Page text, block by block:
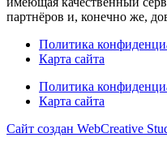
партнёров и, конечно же,
Политика
Карта сайта
Политика
Карта сайта
Сайт создан WebCreative